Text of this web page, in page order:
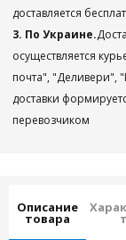
доставляется
3. По Украине.
осуществляется
почта", "Деливери",
доставки
перевозчиком
Описание
товара